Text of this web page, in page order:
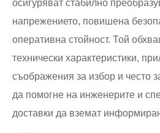
осигуряват стабилно
напрежението, повишена
оперативна стойност. Той
технически характеристики,
съображения за избор и често
да помогне на инженерите и
доставки да вземат